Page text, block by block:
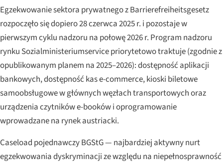
Egzekwowanie sektora prywatnego z Barrierefreiheitsgesetz
rozpoczęło się dopiero 28 czerwca 2025 r. i pozostaje w
pierwszym cyklu nadzoru na połowę 2026 r. Program nadzoru
rynku Sozialministeriumservice priorytetowo traktuje (zgodnie z
opublikowanym planem na 2025–2026): dostępność aplikacji
bankowych, dostępność kas e-commerce, kioski biletowe
samoobsługowe w głównych węzłach transportowych oraz
urządzenia czytników e-booków i oprogramowanie
wprowadzane na rynek austriacki.
Caseload pojednawczy BGStG — najbardziej aktywny nurt
egzekwowania dyskryminacji ze względu na niepełnosprawność